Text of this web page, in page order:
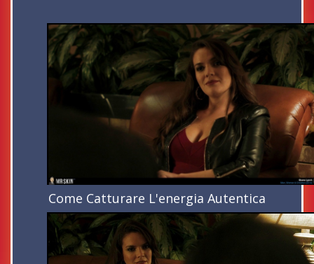
Come Catturare L'energia Autentica